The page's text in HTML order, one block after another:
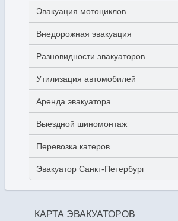
Эвакуация мотоциклов
Внедорожная эвакуация
Разновидности эвакуаторов
Утилизация автомобилей
Аренда эвакуатора
Выездной шиномонтаж
Перевозка катеров
Эвакуатор Санкт-Петербург
КАРТА ЭВАКУАТОРОВ